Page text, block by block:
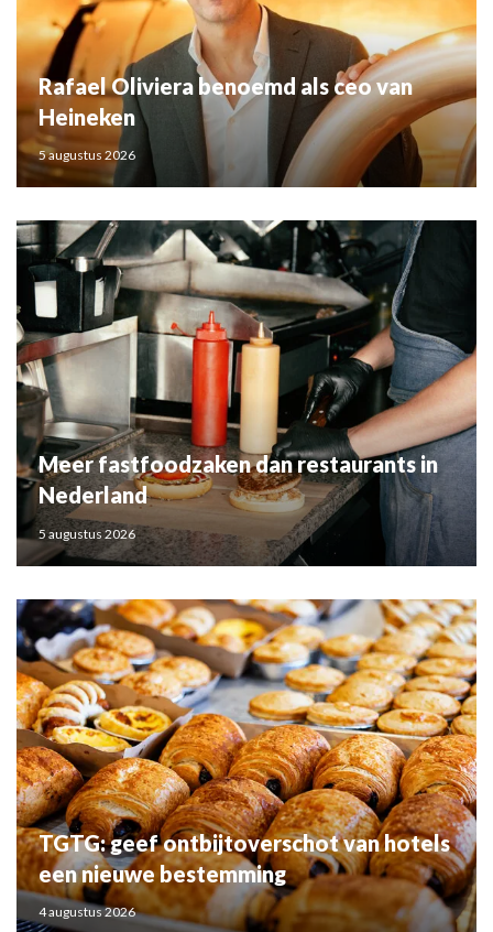
Rafael Oliviera benoemd als ceo van
Heineken
5 augustus 2026
Meer fastfoodzaken dan restaurants in
Nederland
5 augustus 2026
TGTG: geef ontbijtoverschot van hotels
een nieuwe bestemming
4 augustus 2026